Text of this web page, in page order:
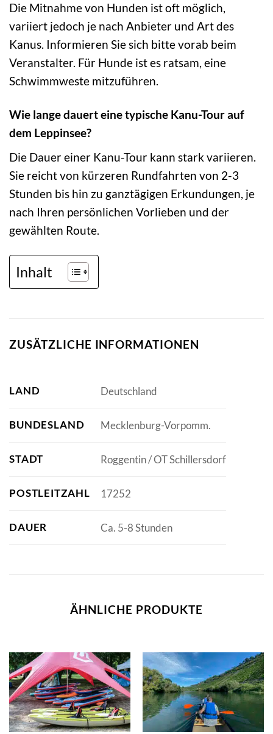
Die Mitnahme von Hunden ist oft möglich,
variiert jedoch je nach Anbieter und Art des
Kanus. Informieren Sie sich bitte vorab beim
Veranstalter. Für Hunde ist es ratsam, eine
Schwimmweste mitzuführen.
Wie lange dauert eine typische Kanu-Tour auf
dem Leppinsee?
Die Dauer einer Kanu-Tour kann stark variieren.
Sie reicht von kürzeren Rundfahrten von 2-3
Stunden bis hin zu ganztägigen Erkundungen, je
nach Ihren persönlichen Vorlieben und der
gewählten Route.
Inhalt
ZUSÄTZLICHE INFORMATIONEN
LAND Deutschland
BUNDESLAND Mecklenburg-Vorpomm.
STADT Roggentin / OT Schillersdorf
POSTLEITZAHL 17252
DAUER Ca. 5-8 Stunden
ÄHNLICHE PRODUKTE